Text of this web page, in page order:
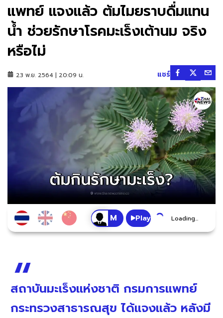
แพทย์ แจงแล้ว ต้มไมยราบดื่มแทน
น้ำ ช่วยรักษาโรคมะเร็งเต้านม จริง
หรือไม่
23 พ.ย. 2564 | 20:09 น. แชร์
Play Loading...
สถาบันมะเร็งแห่งชาติ กรมการแพทย์
กระทรวงสาธารณสุข ได้แจงแล้ว หลังมี